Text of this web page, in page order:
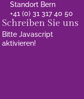
Standort Bern
+41 (0) 31 317 40 50
Schreiben Sie uns
Bitte Javascript
aktivieren!